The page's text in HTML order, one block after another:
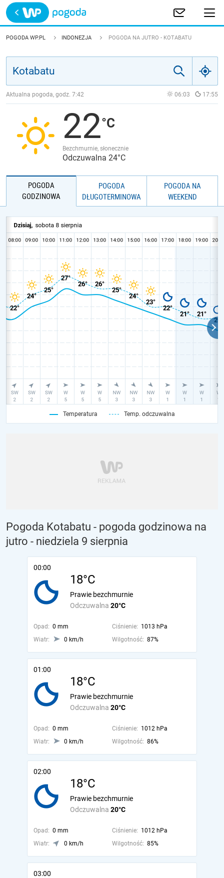
Trwa ładowanie
POLSKA
JAKOŚĆ POWIETRZA
POGODA WP.PL INDONEZJA POGODA NA JUTRO - KOTABATU
Aktualna pogoda, godz. 7:42 06:03 17:55
22
Bezchmurnie, słonecznie
Odczuwalna 24°C
POGODA
GODZINOWA
POGODA
DŁUGOTERMINOWA
POGODA NA
WEEKEND
Temperatura Temp. odczuwalna
Pogoda Kotabatu - pogoda godzinowa na
jutro - niedziela 9 sierpnia
00:00
18°C
Odczuwalna 20°C
Prawie bezchmurnie
Opad: 0 mm Ciśnienie: 1013 hPa
Wiatr:
0 km/h Wilgotność: 87%
01:00
18°C
Odczuwalna 20°C
Prawie bezchmurnie
Opad: 0 mm Ciśnienie: 1012 hPa
Wiatr:
0 km/h Wilgotność: 86%
02:00
18°C
Odczuwalna 20°C
Prawie bezchmurnie
Opad: 0 mm Ciśnienie: 1012 hPa
Wiatr:
0 km/h Wilgotność: 85%
03:00